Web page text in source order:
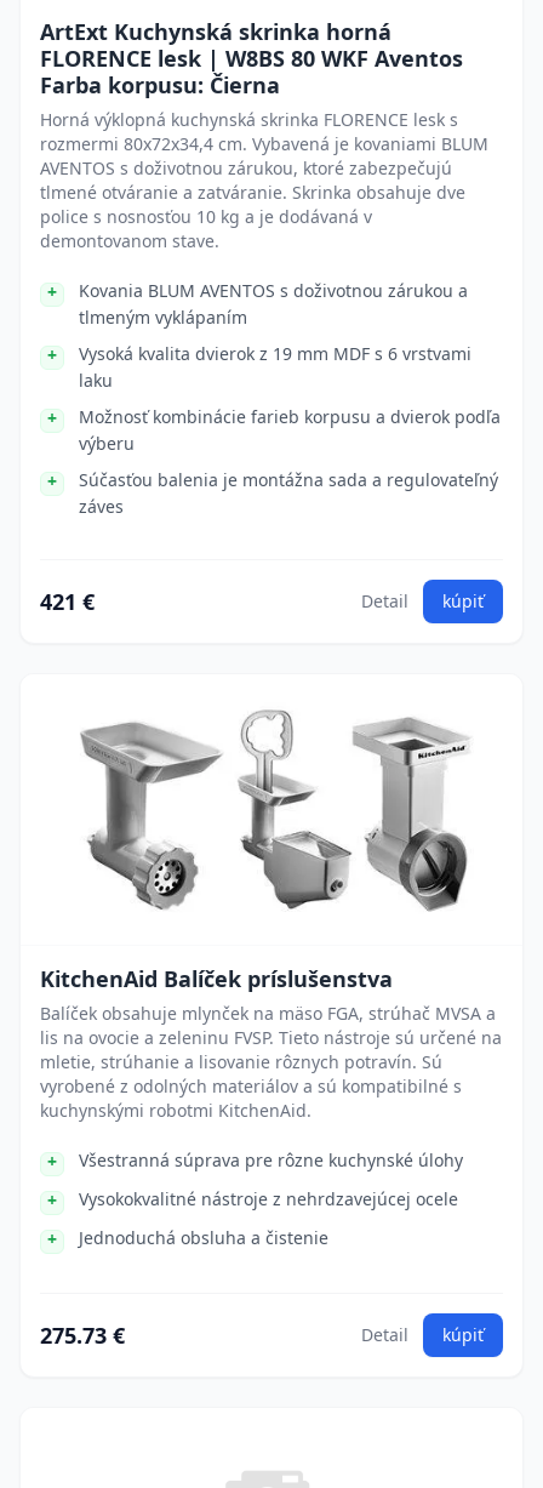
ArtExt Kuchynská skrinka horná
FLORENCE lesk | W8BS 80 WKF Aventos
Farba korpusu: Čierna
Horná výklopná kuchynská skrinka FLORENCE lesk s
rozmermi 80x72x34,4 cm. Vybavená je kovaniami BLUM
AVENTOS s doživotnou zárukou, ktoré zabezpečujú
tlmené otváranie a zatváranie. Skrinka obsahuje dve
police s nosnosťou 10 kg a je dodávaná v
demontovanom stave.
Kovania BLUM AVENTOS s doživotnou zárukou a
tlmeným vyklápaním
Vysoká kvalita dvierok z 19 mm MDF s 6 vrstvami
laku
Možnosť kombinácie farieb korpusu a dvierok podľa
výberu
Súčasťou balenia je montážna sada a regulovateľný
záves
421 € Detail kúpiť
KitchenAid Balíček príslušenstva
Balíček obsahuje mlynček na mäso FGA, strúhač MVSA a
lis na ovocie a zeleninu FVSP. Tieto nástroje sú určené na
mletie, strúhanie a lisovanie rôznych potravín. Sú
vyrobené z odolných materiálov a sú kompatibilné s
kuchynskými robotmi KitchenAid.
Všestranná súprava pre rôzne kuchynské úlohy
Vysokokvalitné nástroje z nehrdzavejúcej ocele
Jednoduchá obsluha a čistenie
275.73 € Detail kúpiť